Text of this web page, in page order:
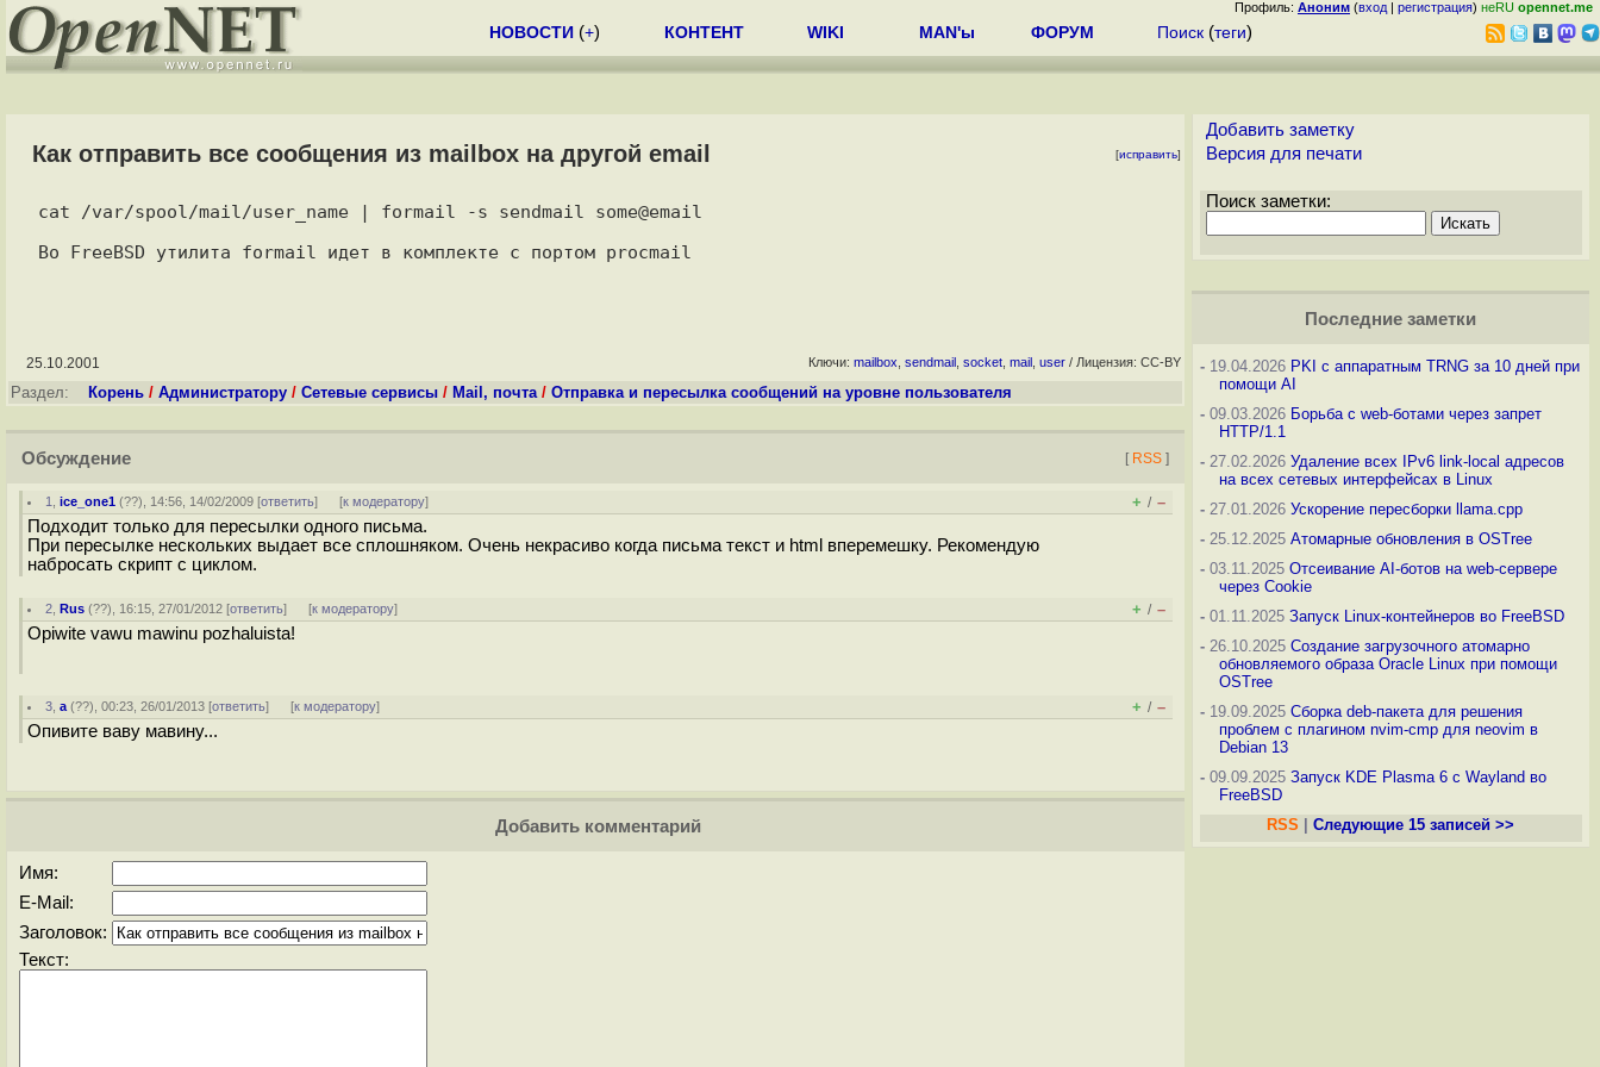
Профиль: Аноним (вход | регистрация) неRU opennet.me
НОВОСТИ (+) КОНТЕНТ WIKI MAN'ы ФОРУМ Поиск (теги)
Как отправить все сообщения из mailbox на другой email [исправить]
cat /var/spool/mail/user_name | formail -s sendmail some@email
25.10.2001 Ключи: mailbox sendmail socket mail user / Лицензия: CC-BY
Раздел: Корень / Администратору / Сетевые сервисы / Mail, почта/ Отправка и пересылка сообщений на уровне пользователя
Обсуждение [ RSS ]
1 ,ice_one1 (??), 14:56, 14/02/2009 [ответить] [к модератору] + / –
Подходит только для пересылки одного письма.
При пересылке нескольких выдает все сплошняком. Очень некрасиво когда письма текст и html вперемешку. Рекомендую
набросать скрипт с циклом.
2 ,Rus (??), 16:15, 27/01/2012 [ответить] [к модератору] + / –
Opiwite vawu mawinu pozhaluista!
3 ,a (??), 00:23, 26/01/2013 [ответить] [к модератору] + / –
Опивите ваву мавину...
Добавить комментарий
Имя:
E-Mail:
Заголовок:
Текст:
Добавить заметку
Версия для печати
Поиск заметки:
Последние заметки
-19.04.2026 PKI с аппаратным TRNG за 10 дней при
помощи AI
-09.03.2026 Борьба с web-ботами через запрет
HTTP/1.1
-27.02.2026 Удаление всех IPv6 link-local адресов
на всех сетевых интерфейсах в Linux
-27.01.2026 Ускорение пересборки llama.cpp
-25.12.2025 Атомарные обновления в OSTree
-03.11.2025 Отсеивание AI-ботов на web-сервере
через Cookie
-01.11.2025 Запуск Linux-контейнеров во FreeBSD
-26.10.2025 Создание загрузочного атомарно
обновляемого образа Oracle Linux при помощи
OSTree
-19.09.2025 Сборка deb-пакета для решения
проблем с плагином nvim-cmp для neovim в
Debian 13
-09.09.2025 Запуск KDE Plasma 6 с Wayland во
FreeBSD
RSS
Следующие 15 записей >>